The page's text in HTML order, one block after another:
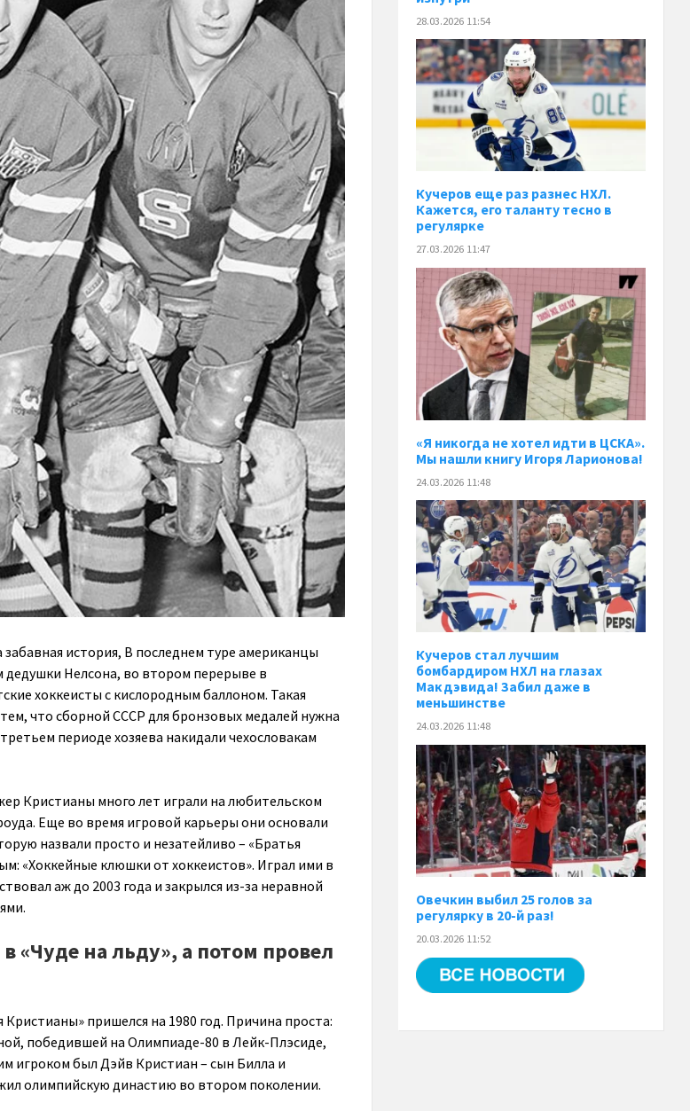
история, В последнем туре американцы
дедушки Нелсона, во втором перерыве в
хоккеисты с кислородным баллоном. Такая
что сборной СССР для бронзовых медалей нужна
периоде хозяева накидали чехословакам
Кристианы много лет играли на любительском
Еще во время игровой карьеры они основали
назвали просто и незатейливо – «Братья
«Хоккейные клюшки от хоккеистов». Играл ими в
аж до 2003 года и закрылся из-за неравной
«Чуде на льду», а потом провел
пришелся на 1980 год. Причина проста:
победившей на Олимпиаде-80 в Лейк-Плэсиде,
игроком был Дэйв Кристиан – сын Билла и
олимпийскую династию во втором поколении.
28.03.2026 11:54
Кучеров еще раз разнес НХЛ.
Кажется, его таланту тесно в
регулярке
27.03.2026 11:47
«Я никогда не хотел идти в ЦСКА».
Мы нашли книгу Игоря Ларионова!
24.03.2026 11:48
Кучеров стал лучшим
бомбардиром НХЛ на глазах
Макдэвида! Забил даже в
меньшинстве
24.03.2026 11:48
Овечкин выбил 25 голов за
регулярку в 20-й раз!
20.03.2026 11:52